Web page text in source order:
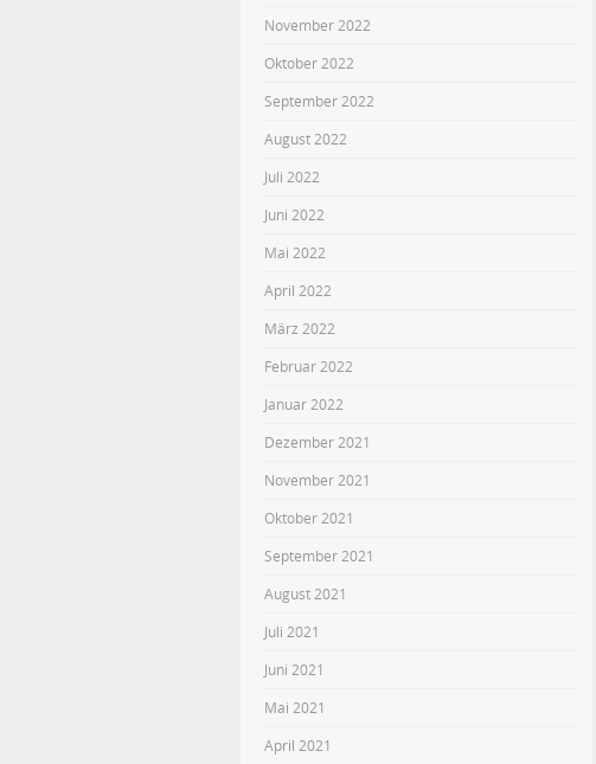
November 2022
Oktober 2022
September 2022
August 2022
Juli 2022
Juni 2022
Mai 2022
April 2022
März 2022
Februar 2022
Januar 2022
Dezember 2021
November 2021
Oktober 2021
September 2021
August 2021
Juli 2021
Juni 2021
Mai 2021
April 2021